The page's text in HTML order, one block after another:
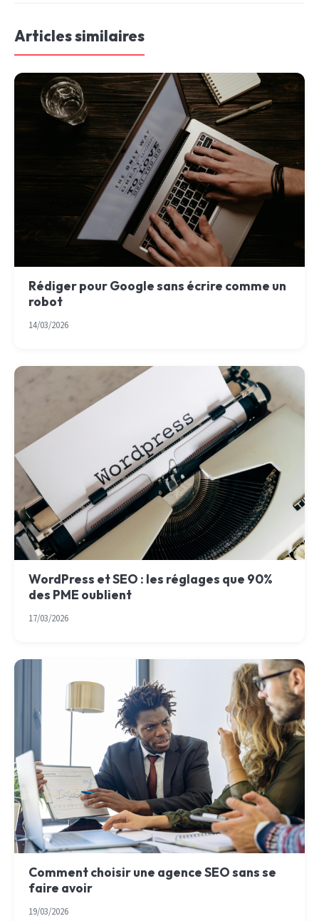
Articles similaires
Rédiger pour Google sans écrire comme un
robot
14/03/2026
WordPress et SEO : les réglages que 90%
des PME oublient
17/03/2026
Comment choisir une agence SEO sans se
faire avoir
19/03/2026